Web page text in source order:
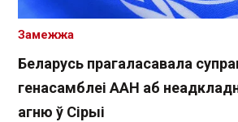
Беларусь прагаласавала
генасамблеі ААН аб
агню ў Сірыі
Замежжа